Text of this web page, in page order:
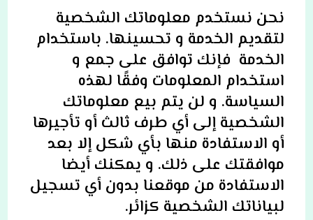
نحن نستخدم معلوماتك الشخصية
لتقديم الخدمة و تحسينها. باستخدام
الخدمة فإنك توافق على جمع و
استخدام المعلومات وفقًا لهذه
السياسة. و لن يتم بيع معلوماتك
الشخصية إلى أي طرف ثالث أو تأجيرها
أو الاستفادة منها بأي شكل إلا بعد
موافقتك على ذلك. و يمكنك أيضا
الاستفادة من موقعنا بدون أي تسجيل
لبياناتك الشخصية كزائر.